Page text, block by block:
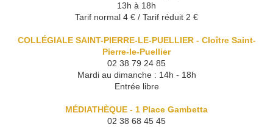
13h à 18h
Tarif normal 4 € / Tarif réduit 2 €
COLLÉGIALE SAINT-PIERRE-LE-PUELLIER - Cloître Saint-
Pierre-le-Puellier
02 38 79 24 85
Mardi au dimanche : 14h - 18h
Entrée libre
MÉDIATHÈQUE - 1 Place Gambetta
02 38 68 45 45